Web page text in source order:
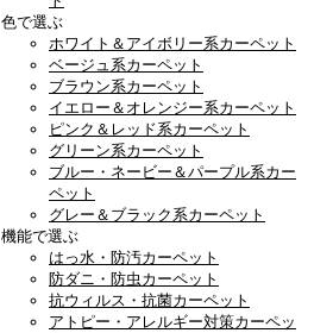
色で選ぶ
ホワイト＆アイボリー系カーペット
ベージュ系カーペット
ブラウン系カーペット
イエロー＆オレンジー系カーペット
ピンク＆レッド系カーペット
グリーン系カーペット
ブルー・ネービー＆パープル系カー
ペット
グレー＆ブラック系カーペット
機能で選ぶ
はっ水・防汚カーペット
防ダニ・防虫カーペット
抗ウィルス・抗菌カーペット
アトピー・アレルギー対策カーペッ